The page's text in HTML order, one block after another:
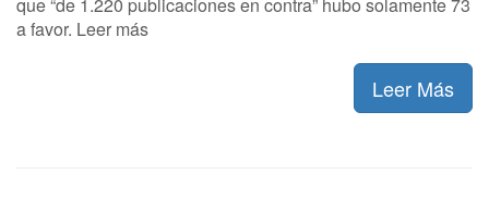
que “de 1.220 publicaciones en contra” hubo solamente 73
a favor. Leer más
Leer Más